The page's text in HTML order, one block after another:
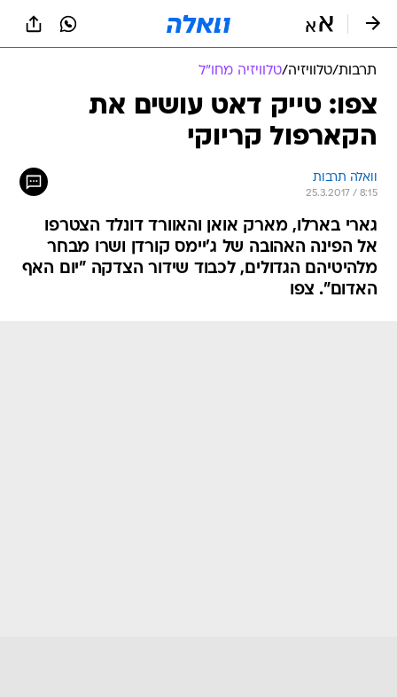
תרבות/טלוויזיה/טלוויזיה מחו"ל
צפו: טייק דאט עושים את
הקארפול קריוקי
וואלה תרבות
25.3.2017 / 8:15
גארי בארלו, מארק אואן והאוורד דונלד הצטרפו
אל הפינה האהובה של ג'יימס קורדן ושרו מבחר
מלהיטיהם הגדולים, לכבוד שידור הצדקה "יום האף
האדום". צפו